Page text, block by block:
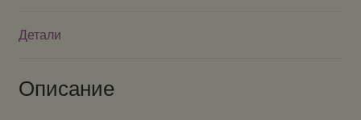
Детали
Описание